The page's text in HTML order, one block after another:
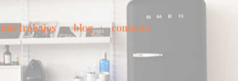
mis trabajos blog contacto